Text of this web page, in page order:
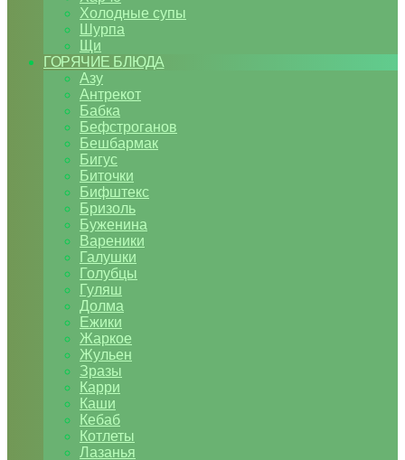
Холодные супы
Шурпа
Щи
ГОРЯЧИЕ БЛЮДА
Азу
Антрекот
Бабка
Бефстроганов
Бешбармак
Бигус
Биточки
Бифштекс
Бризоль
Буженина
Вареники
Галушки
Голубцы
Гуляш
Долма
Ежики
Жаркое
Жульен
Зразы
Карри
Каши
Кебаб
Котлеты
Лазанья